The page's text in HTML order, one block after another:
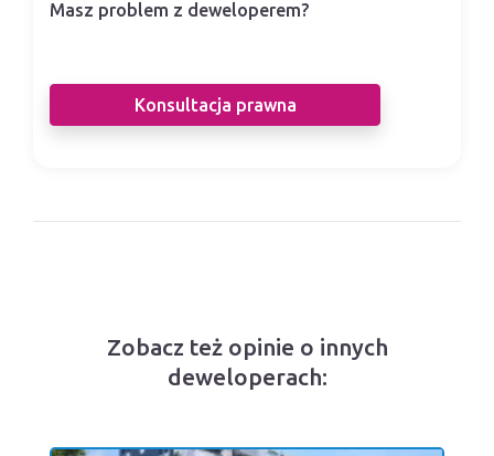
Masz problem z deweloperem?
Konsultacja prawna
Zobacz też opinie o innych
deweloperach: